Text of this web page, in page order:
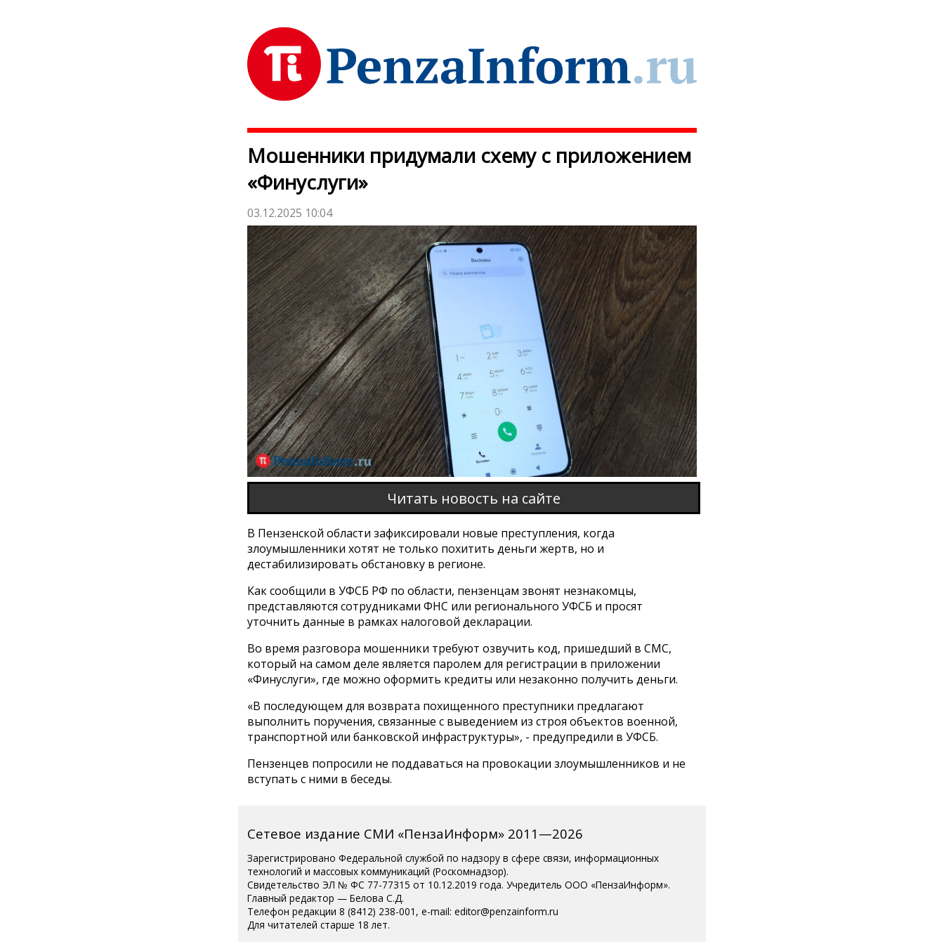
Мошенники придумали схему с приложением
«Финуслуги»
03.12.2025 10:04
Читать новость на сайте
В Пензенской области зафиксировали новые преступления, когда
злоумышленники хотят не только похитить деньги жертв, но и
дестабилизировать обстановку в регионе.
Как сообщили в УФСБ РФ по области, пензенцам звонят незнакомцы,
представляются сотрудниками ФНС или регионального УФСБ и просят
уточнить данные в рамках налоговой декларации.
Во время разговора мошенники требуют озвучить код, пришедший в СМС,
который на самом деле является паролем для регистрации в приложении
«Финуслуги», где можно оформить кредиты или незаконно получить деньги.
«В последующем для возврата похищенного преступники предлагают
выполнить поручения, связанные с выведением из строя объектов военной,
транспортной или банковской инфраструктуры», - предупредили в УФСБ.
Пензенцев попросили не поддаваться на провокации злоумышленников и не
вступать с ними в беседы.
Сетевое издание СМИ «ПензаИнформ» 2011—2026
Зарегистрировано Федеральной службой по надзору в сфере связи, информационных
технологий и массовых коммуникаций (Роскомнадзор).
Свидетельство ЭЛ № ФС 77-77315 от 10.12.2019 года. Учредитель ООО «ПензаИнформ».
Главный редактор — Белова С.Д.
Телефон редакции 8 (8412) 238-001, e-mail: editor@penzainform.ru
Для читателей старше 18 лет.